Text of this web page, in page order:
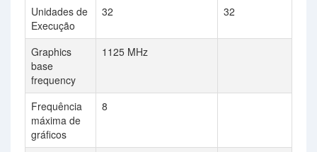
Unidades de
Execução
32 32
Graphics
base
frequency
1125 MHz
Frequência
máxima de
gráficos
8